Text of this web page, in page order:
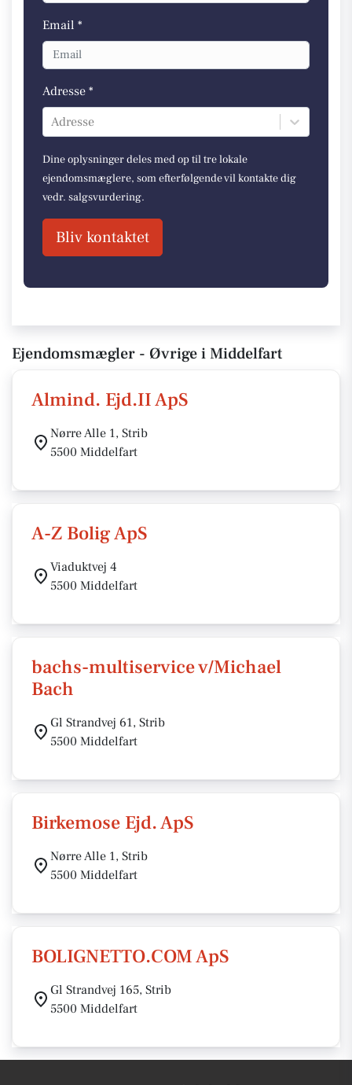
Email *
Adresse *
Adresse
Dine oplysninger deles med op til tre lokale
ejendomsmæglere, som efterfølgende vil kontakte dig
vedr. salgsvurdering.
Bliv kontaktet
Ejendomsmægler - Øvrige i Middelfart
Almind. Ejd.II ApS
Nørre Alle 1, Strib
5500 Middelfart
A-Z Bolig ApS
Viaduktvej 4
5500 Middelfart
bachs-multiservice v/Michael
Bach
Gl Strandvej 61, Strib
5500 Middelfart
Birkemose Ejd. ApS
Nørre Alle 1, Strib
5500 Middelfart
BOLIGNETTO.COM ApS
Gl Strandvej 165, Strib
5500 Middelfart